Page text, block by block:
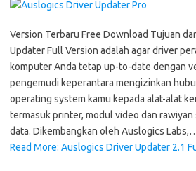
Version Terbaru Free Download Tujuan
Updater Full Version adalah agar driver
komputer Anda tetap up-to-date dengan
pengemudi keperantara mengizinkan
operating system kamu kepada alat-alat
termasuk printer, modul video dan rawiyan
data. Dikembangkan oleh Auslogics
Read More: Auslogics Driver Updater 2.1